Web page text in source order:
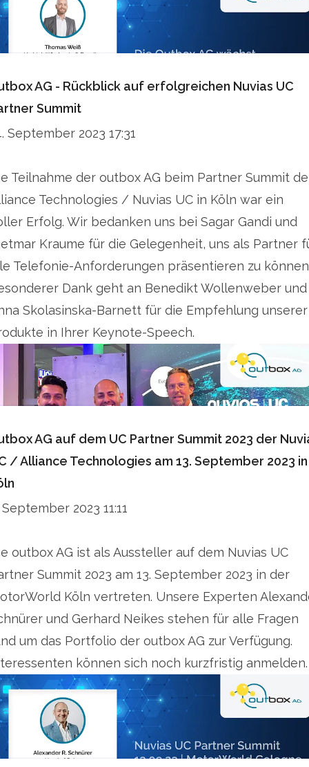
AG - Rückblick auf erfolgreichen Nuvias UC
Summit
September 2023 17:31
Teilnahme der outbox AG beim Partner Summit
Technologies / Nuvias UC in Köln war ein
Erfolg. Wir bedanken uns bei Sagar Gandi und
Kraume für die Gelegenheit, uns als Partner
Telefonie-Anforderungen präsentieren zu
Dank geht an Benedikt Wollenweber und
Skolasinska-Barnett für die Empfehlung unserer
in Ihrer Keynote-Speech.
AG auf dem UC Partner Summit 2023 der
/ Alliance Technologies am 13. September 2023 in
September 2023 11:11
outbox AG ist als Aussteller auf dem Nuvias UC
Summit 2023 am 13. September 2023 in der
Köln vertreten. Unsere Experten
und Gerhard Neikes stehen für alle Fragen
um das Portfolio der outbox AG zur Verfügung.
können sich noch kurzfristig anmelden.